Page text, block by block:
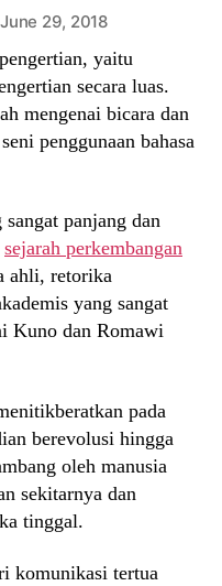
June 29, 2018
yaitu
secara luas.
mengenai bicara dan
penggunaan bahasa
panjang dan
sejarah perkembangan
ahli, retorika
yang sangat
Kuno dan Romawi
pada
berevolusi hingga
oleh manusia
sekitarnya dan
tinggal.
komunikasi tertua